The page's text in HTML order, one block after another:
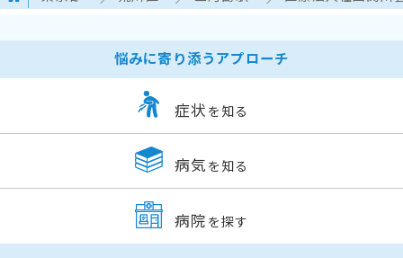
悩みに寄り添うアプローチ
症状 を知る
病気 を知る
病院 を探す